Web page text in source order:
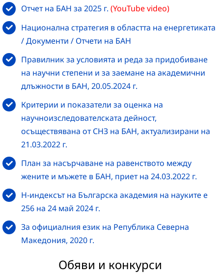
Отчет на БАН за 2025 г. (YouTube video)
Национална стратегия в областта на енергетиката
/ Документи / Отчети на БАН
Правилник за условията и реда за придобиване
на научни степени и за заемане на академични
длъжности в БАН, 20.05.2024 г.
Критерии и показатели за оценка на
научноизследователската дейност,
осъществявана от СНЗ на БАН, актуализирани на
21.03.2022 г.
План за насърчаване на равенството между
жените и мъжете в БАН, приет на 24.03.2022 г.
H-индексът на Българска академия на науките е
256 на 24 май 2024 г.
За официалния език на Република Северна
Македония, 2020 г.
Обяви и конкурси